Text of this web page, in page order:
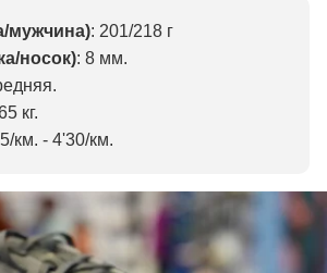
мужчина): 201/218 г
носок): 8 мм.
кг.
км. - 4'30/км.